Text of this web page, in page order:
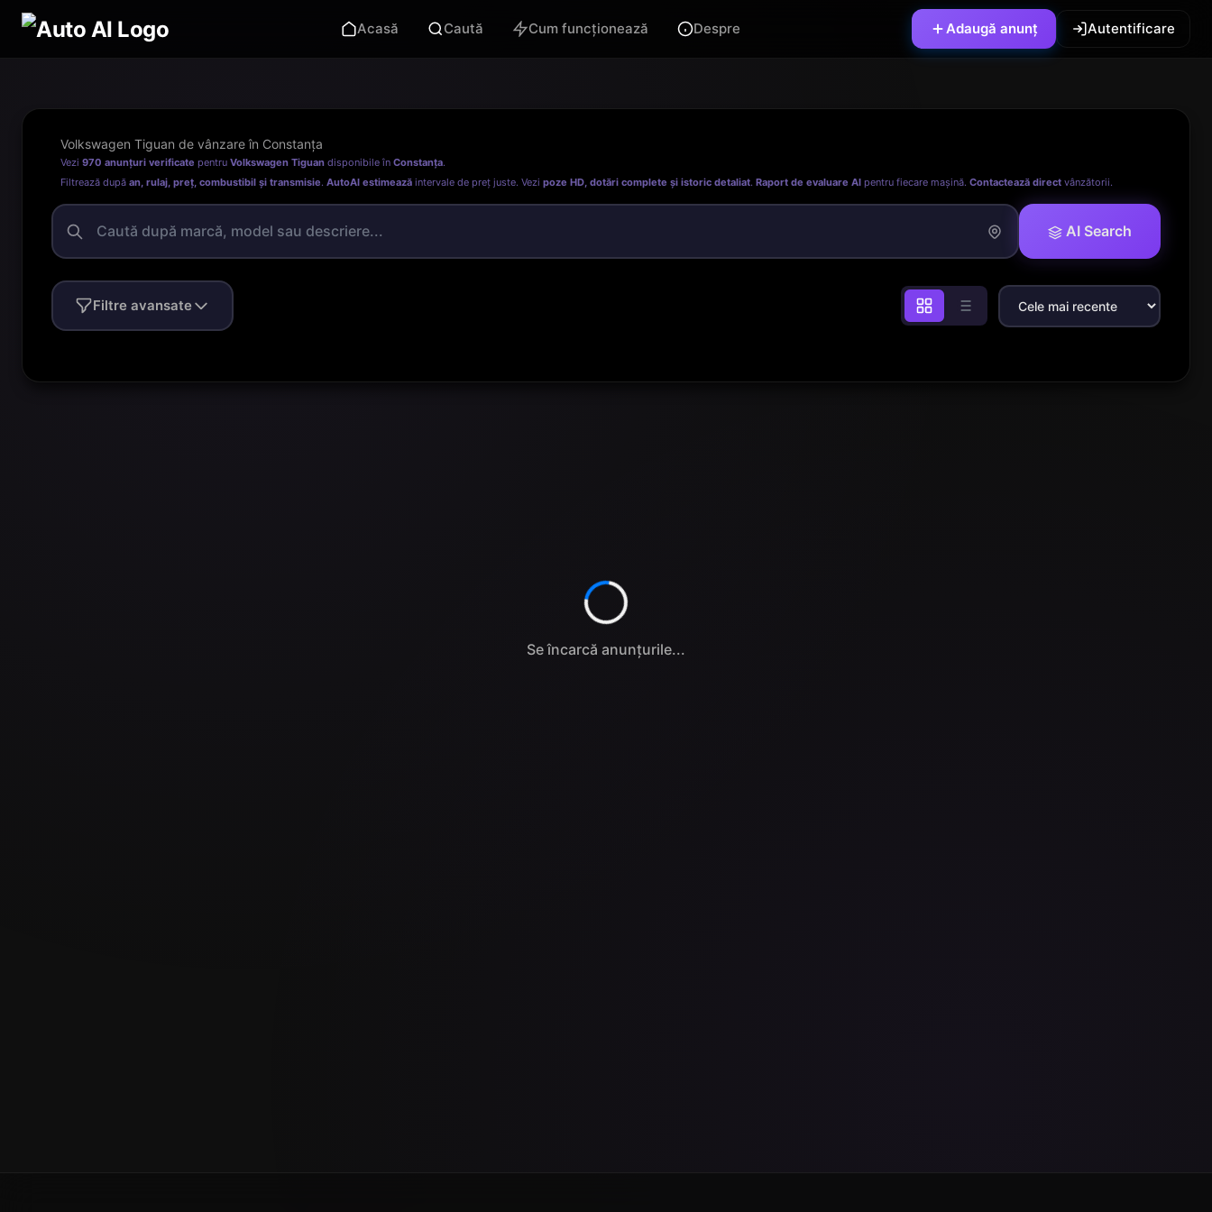
Acasă Caută Cum funcționează Despre Adaugă anunț Autentificare
Volkswagen Tiguan de vânzare în Constanța
Vezi 970 anunțuri verificate pentru Volkswagen Tiguan disponibile în Constanța.
Filtrează după an, rulaj, preț, combustibil și transmisie. AutoAI estimează intervale de preț juste. Vezi poze HD, dotări complete și istoric detaliat. Raport de evaluare AI pentru fiecare mașină. Contactează direct vânzătorii.
AI Search
Filtre avansate
Se încarcă anunțurile...